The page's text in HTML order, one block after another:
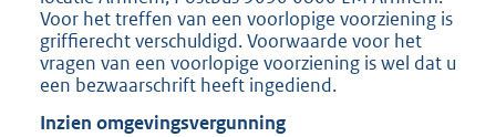
Voor het treffen van een voorlopige voorziening is
griffierecht verschuldigd. Voorwaarde voor het
vragen van een voorlopige voorziening is wel dat u
een bezwaarschrift heeft ingediend.
Inzien omgevingsvergunning